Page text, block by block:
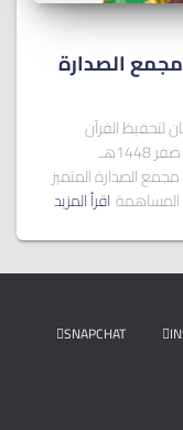
الصدارة
لتحفيظ القرآن
الكريم بمحافظة الطائف صباح يوم الخميس 2 صفر 1448هـ
مع مجمع الصدارة المتميز
المساهمة اقرأ المزيد
SNAPCHAT